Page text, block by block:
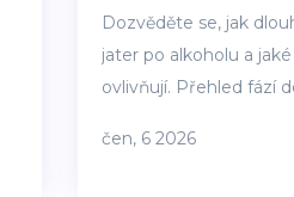
Dozvěděte se, jak
jater po alkoholu a
ovlivňují. Přehled fází
uzdravení.
čen, 6 2026